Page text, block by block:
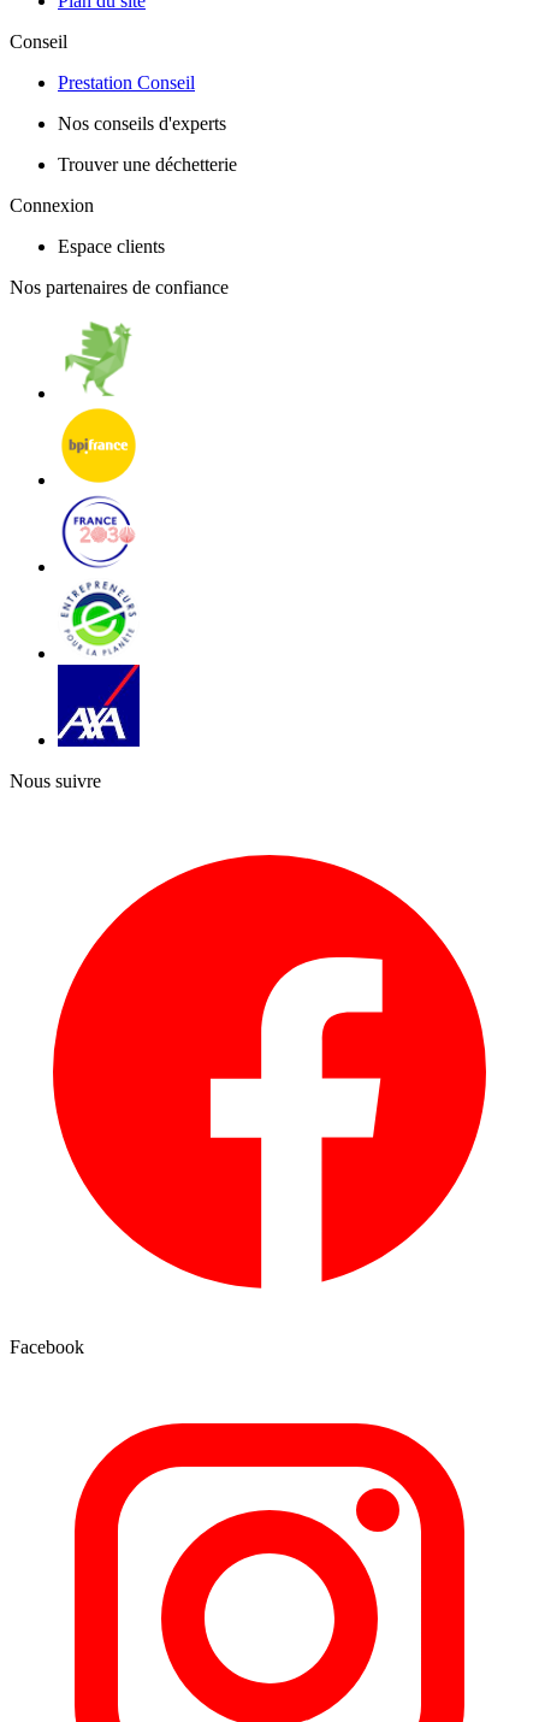
Conseil
Prestation Conseil
Nos conseils d'experts
Trouver une déchetterie
Connexion
Espace clients
Nos partenaires de confiance
Nous suivre
Facebook